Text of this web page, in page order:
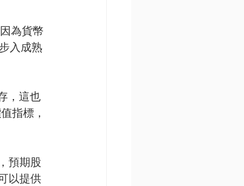
為貨幣
入成熟
，這也
指標，
預期股
以提供